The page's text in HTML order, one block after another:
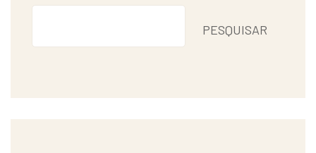
PESQUISAR